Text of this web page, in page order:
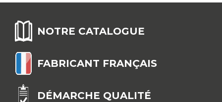
dimensions standards laisseront passer la lumière
cette gamme !
NOTRE CATALOGUE
FABRICANT FRANÇAIS
DÉMARCHE QUALITÉ